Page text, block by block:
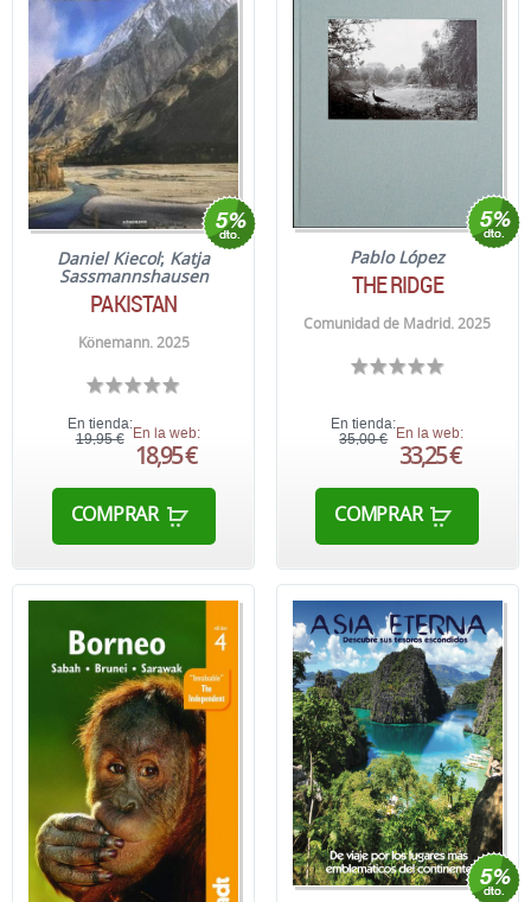
Daniel Kiecol; Katja
Sassmannshausen
PAKISTAN
Könemann. 2025
En tienda:
19,95 € En la web:
18,95 €
COMPRAR
Pablo López
THE RIDGE
Comunidad de Madrid. 2025
En tienda:
35,00 €
En la web:
33,25 €
COMPRAR